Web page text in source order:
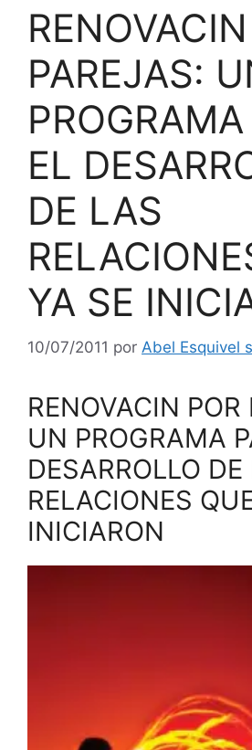
PAREJAS:
EL
DE LAS
YA SE
10/07/2011 por Abel Esquivel
RENOVACIN POR
UN PROGRAMA
DESARROLLO DE
RELACIONES
INICIARON